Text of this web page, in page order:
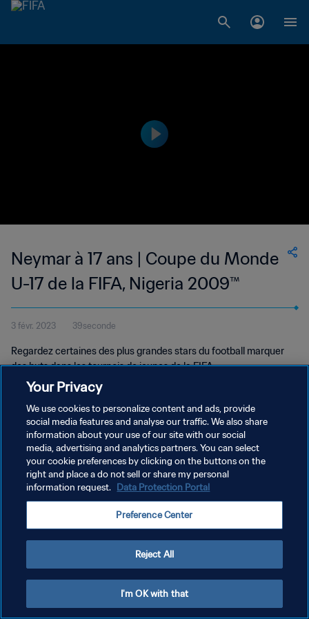
Neymar à 17 ans | Coupe du Monde
U-17 de la FIFA, Nigeria 2009™
3 févr. 2023 39seconde
Regardez certaines des plus grandes stars du football marquer
des buts dans les tournois de jeunes de la FIFA.
POLITIQUE DE CONFIDENTIALITÉ
CONDITIONS D'UTILISATION
GÉRER VOS PRÉFÉRENCES SUR LES COOKIES
Your Privacy
We use cookies to personalize content and ads, provide
social media features and analyse our traffic. We also share
information about your use of our site with our social
media, advertising and analytics partners. You can select
your cookie preferences by clicking on the buttons on the
right and place a do not sell or share my personal
information request. Data Protection Portal
Preference Center
Reject All
I'm OK with that